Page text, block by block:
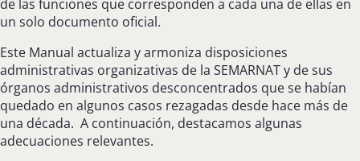
de las funciones que corresponden a cada una de ellas en
un solo documento oficial.
Este Manual actualiza y armoniza disposiciones
administrativas organizativas de la SEMARNAT y de sus
órganos administrativos desconcentrados que se habían
quedado en algunos casos rezagadas desde hace más de
una década. A continuación, destacamos algunas
adecuaciones relevantes.